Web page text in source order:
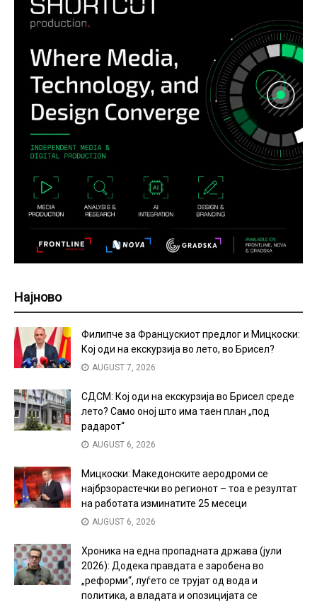
Најново
Филипче за Францускиот предлог и Мицкоски:
Кој оди на екскурзија во лето, во Брисел?
AUGUST 7, 2026
СДСМ: Кој оди на екскурзија во Брисел среде
лето? Само оној што има таен план „под
радарот“
AUGUST 6, 2026
Мицкоски: Македонските аеродроми се
најбрзорастечки во регионот – тоа е резултат
на работата изминатите 25 месеци
AUGUST 6, 2026
Хроника на една пропадната држава (јули
2026): Додека правдата е заробена во
„реформи“, луѓето се трујат од вода и
политика, а владата и опозицијата се